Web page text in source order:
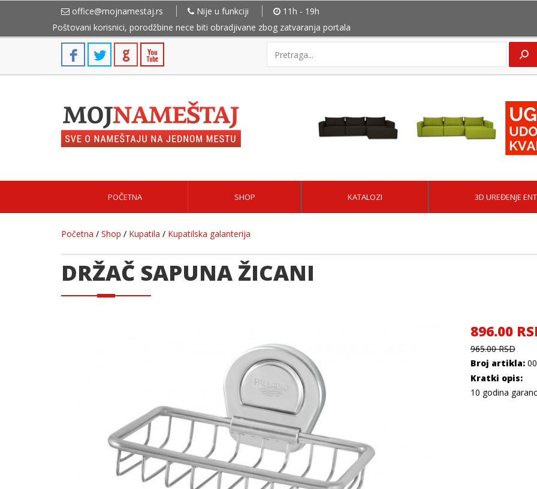
office@mojnamestaj.rs Nije u funkciji 11h - 19h
Poštovani korisnici, porodžbine nece biti obradjivane zbog zatvaranja portala
POČETNA SHOP KATALOZI 3D UREĐENJE
Početna / Shop / Kupatila / Kupatilska galanterija
DRŽAČ SAPUNA ŽICANI
896.00
965.00 RSD
Broj artikla:
Kratki opis:
10 godina